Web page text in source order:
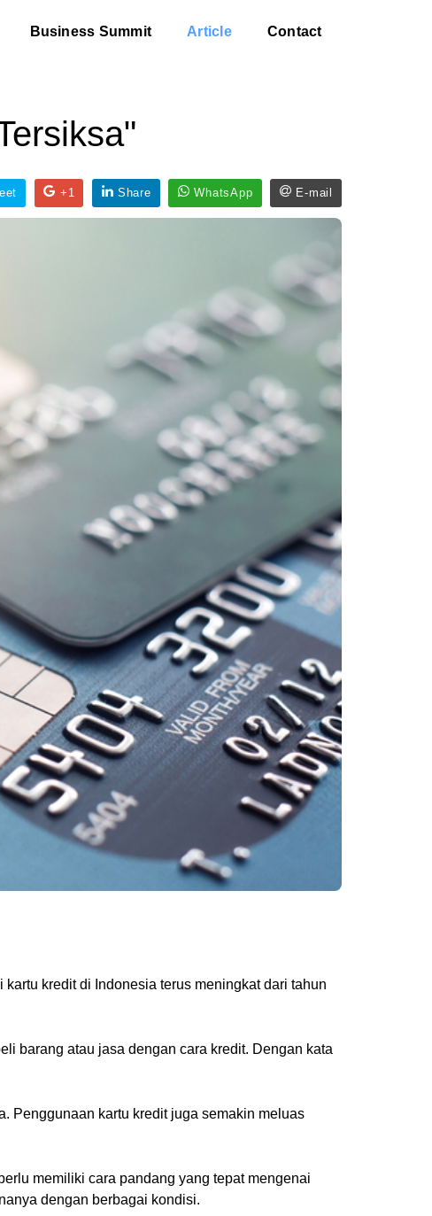
Business Summit Article Contact
+1 Share WhatsApp E-mail
kredit di Indonesia terus meningkat dari tahun
barang atau jasa dengan cara kredit. Dengan kata
Penggunaan kartu kredit juga semakin meluas
memiliki cara pandang yang tepat mengenai
dengan berbagai kondisi.